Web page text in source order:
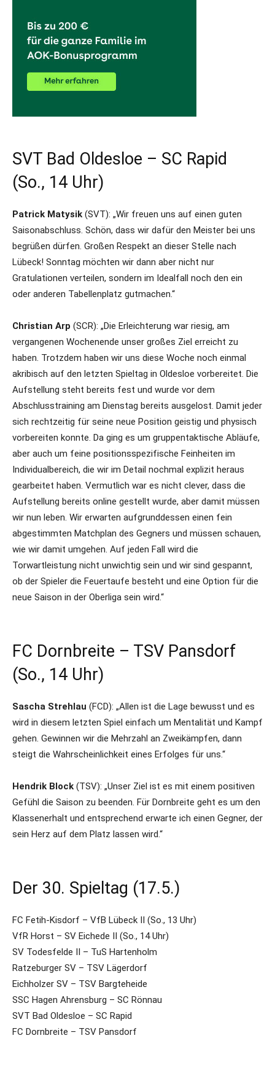
SVT Bad Oldesloe – SC Rapid
(So., 14 Uhr)
Patrick Matysik (SVT): „Wir freuen uns auf einen guten
Saisonabschluss. Schön, dass wir dafür den Meister bei uns
begrüßen dürfen. Großen Respekt an dieser Stelle nach
Lübeck! Sonntag möchten wir dann aber nicht nur
Gratulationen verteilen, sondern im Idealfall noch den ein
oder anderen Tabellenplatz gutmachen.“
Christian Arp (SCR): „Die Erleichterung war riesig, am
vergangenen Wochenende unser großes Ziel erreicht zu
haben. Trotzdem haben wir uns diese Woche noch einmal
akribisch auf den letzten Spieltag in Oldesloe vorbereitet. Die
Aufstellung steht bereits fest und wurde vor dem
Abschlusstraining am Dienstag bereits ausgelost. Damit jeder
sich rechtzeitig für seine neue Position geistig und physisch
vorbereiten konnte. Da ging es um gruppentaktische Abläufe,
aber auch um feine positionsspezifische Feinheiten im
Individualbereich, die wir im Detail nochmal explizit heraus
gearbeitet haben. Vermutlich war es nicht clever, dass die
Aufstellung bereits online gestellt wurde, aber damit müssen
wir nun leben. Wir erwarten aufgrunddessen einen fein
abgestimmten Matchplan des Gegners und müssen schauen,
wie wir damit umgehen. Auf jeden Fall wird die
Torwartleistung nicht unwichtig sein und wir sind gespannt,
ob der Spieler die Feuertaufe besteht und eine Option für die
neue Saison in der Oberliga sein wird.“
FC Dornbreite – TSV Pansdorf
(So., 14 Uhr)
Sascha Strehlau (FCD): „Allen ist die Lage bewusst und es
wird in diesem letzten Spiel einfach um Mentalität und Kampf
gehen. Gewinnen wir die Mehrzahl an Zweikämpfen, dann
steigt die Wahrscheinlichkeit eines Erfolges für uns.“
Hendrik Block (TSV): „Unser Ziel ist es mit einem positiven
Gefühl die Saison zu beenden. Für Dornbreite geht es um den
Klassenerhalt und entsprechend erwarte ich einen Gegner, der
sein Herz auf dem Platz lassen wird.“
Der 30. Spieltag (17.5.)
FC Fetih-Kisdorf – VfB Lübeck II (So., 13 Uhr)
VfR Horst – SV Eichede II (So., 14 Uhr)
SV Todesfelde II – TuS Hartenholm
Ratzeburger SV – TSV Lägerdorf
Eichholzer SV – TSV Bargteheide
SSC Hagen Ahrensburg – SC Rönnau
SVT Bad Oldesloe – SC Rapid
FC Dornbreite – TSV Pansdorf